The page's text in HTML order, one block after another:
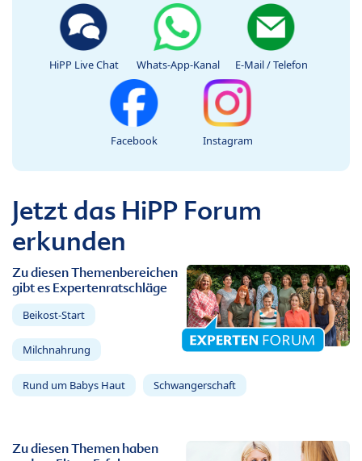
HiPP Live Chat Whats-App-Kanal E-Mail / Telefon
Facebook Instagram
Jetzt das HiPP Forum
erkunden
Zu diesen Themenbereichen
gibt es Expertenratschläge
Beikost-Start
Milchnahrung
Rund um Babys Haut Schwangerschaft
Zu diesen Themen haben